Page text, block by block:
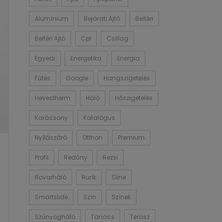
Alumínium Bejárati Ajtó Beltéri
Beltéri Ajtó Cpl Csillag
Egyedi Energetika Energia
Fűtés Google Hangszigetelés
Hevestherm Háló Hőszigetelés
Karácsony Katalógus
Nyílászáró Otthon Premium
Profil Redőny Rezsi
Rovarháló Rurik Sline
Smartslide Szín Színek
Szúnyogháló Tanacs Terasz